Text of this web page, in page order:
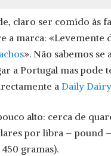
claro ser comido às
a marca:
». Não sabemos se
a Portugal mas pode
a Daily Dairy
alto: cerca de
por libra – pound
gramas).